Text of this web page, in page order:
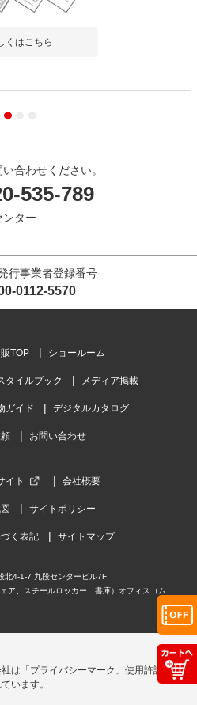
くはこちら
合わせください。
535-789
ンター
行事業者登録番号
0112-5570
TOP ショールーム
タイルブック メディア掲載
ガイド デジタルカタログ
お問い合わせ
イト 会社概要
サイトポリシー
く表記 サイトマップ
北4-1-7 九段センタービル7F
ア、スチールロッカー、書庫）オフィスコム
は「プライバシーマーク」使用許諾事
います。